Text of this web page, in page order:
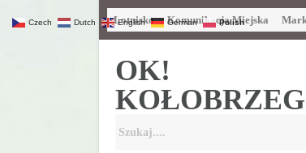
Lotnisko Komunikacja Miejska
OK!
KOŁOBRZEG
Czech Dutch English German Polish